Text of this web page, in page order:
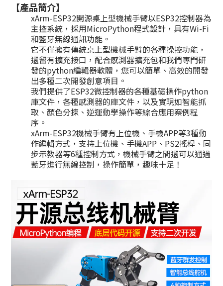
【產品簡介】
xArm-ESP32開源桌上型機械手臂以ESP32控制器為
主控系統，採用MicroPython程式設計，具有Wi-Fi
和藍牙無線通訊功能。
它不僅擁有傳統桌上型機械手臂的各種操控功能，
還留有擴充接口，配合感測器擴充包和我們專門研
發的python編輯器軟體 ，您可以簡單、高效的開發
出多種二次開發創意項目。
我們提供了ESP32微控制器的各種基礎操作python
庫文件，各種感測器的庫文件，以及實現如智能抓
取、顏色分揀、逆運動學操作等綜合應用案例程
序。
xArm-ESP32機械手臂有上位機、手機APP等3種動
作編輯方式，支持上位機、手機APP、PS2搖桿、同
步示教器等6種控制方式，機械手臂之間還可以通過
藍牙進行無線控制，操作簡單，趣味十足！